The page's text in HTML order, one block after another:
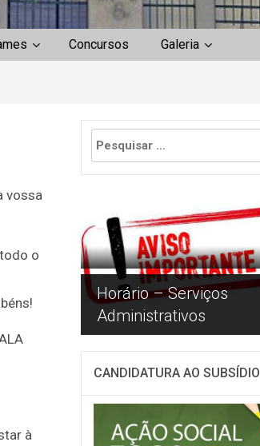
Concursos Galeria
vossa
o
à
Pesquisar
Horário – Serviços
Administrativos
CANDIDATURA AO SUBSÍDIO